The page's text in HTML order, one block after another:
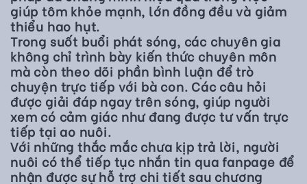
giúp tôm khỏe mạnh, lớn đồng đều và giảm
thiểu hao hụt.
Trong suốt buổi phát sóng, các chuyên gia
không chỉ trình bày kiến thức chuyên môn
mà còn theo dõi phần bình luận để trò
chuyện trực tiếp với bà con. Các câu hỏi
được giải đáp ngay trên sóng, giúp người
xem có cảm giác như đang được tư vấn trực
tiếp tại ao nuôi.
Với những thắc mắc chưa kịp trả lời, người
nuôi có thể tiếp tục nhắn tin qua fanpage để
nhận được sự hỗ trợ chi tiết sau chương